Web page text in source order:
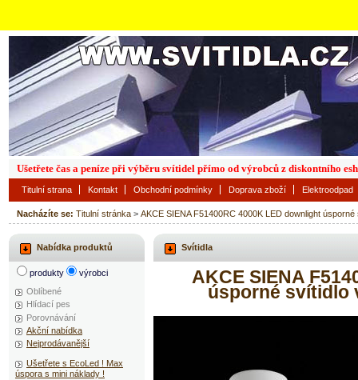
Nacházíte se: Titulní stránka > AKCE SIENA F51400RC 4000K LED downlight
Svítidla
AKCE SIENA
úsporné svítidlo
Nabídka produktů
produkty
výrobci
Oblíbené
Hlídací pes
Porovnávání
Akční nabídka
Nejprodávanější
Ušetřete s EcoLed ! Max
úspora s mini náklady !
Titulní strana Kontakt Obchodní podmínky Doprava zboží Elektroodpad
Ušetřete čas a peníze při výběru svítidel přímo od výrobců z diskontního